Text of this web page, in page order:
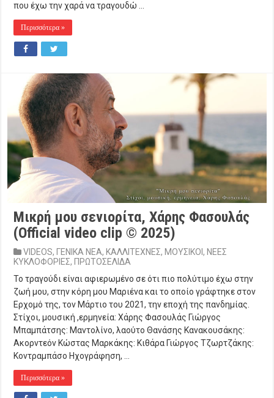
που έχω την χαρά να τραγουδώ …
Περισσότερα »
Μικρή μου σενιορίτα, Χάρης Φασουλάς
(Official video clip © 2025)
VIDEOS, ΓΕΝΙΚΑ ΝΕΑ, ΚΑΛΛΙΤΕΧΝΕΣ, ΜΟΥΣΙΚΟΙ, ΝΕΕΣ
ΚΥΚΛΟΦΟΡΙΕΣ, ΠΡΩΤΟΣΕΛΙΔΑ
Το τραγούδι είναι αφιερωμένο σε ότι πιο πολύτιμο έχω στην
ζωή μου, στην κόρη μου Μαριένα και το οποίο γράφτηκε στον
Ερχομό της, τον Μάρτιο του 2021, την εποχή της πανδημίας.
Στίχοι, μουσική ,ερμηνεία: Χάρης Φασουλάς Γιώργος
Μπαμπάτσης: Μαντολίνο, λαούτο Θανάσης Κανακουσάκης:
Ακορντεόν Κώστας Μαρκάκης: Κιθάρα Γιώργος Τζωρτζάκης:
Κοντραμπάσο Ηχογράφηση, …
Περισσότερα »